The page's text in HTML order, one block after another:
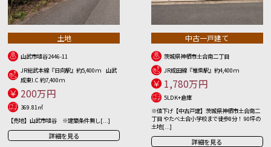
土地
山武市埴谷2446-11
JR総武本線『日向駅』約5,400ｍ 山武
成東I.C 約7,400ｍ
200万円
369.81㎡
【売地】山武市埴谷 ※建築条件無し[...]
詳細を見る
中古一戸建て
茨城県神栖市土合南二丁目
JR成田線『椎柴駅』約4,400ｍ
1,780万円
5LDK+倉庫
※値下げ【中古戸建】茨城県神栖市土合南二
丁目 やたべ土合小学校まで徒歩8分！ 90坪の
土地[...]
詳細を見る